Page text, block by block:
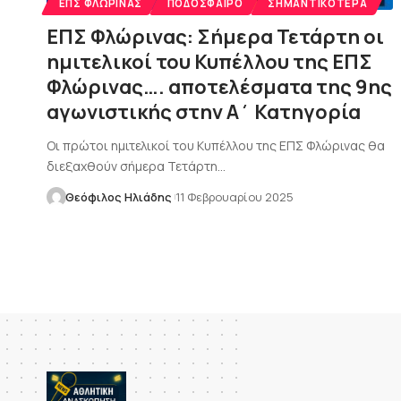
ΕΠΣ ΦΛΏΡΙΝΑΣ ΠΟΔΌΣΦΑΙΡΟ ΣΗΜΑΝΤΙΚΌΤΕΡΑ
ΕΠΣ Φλώρινας: Σήμερα Τετάρτη οι
ημιτελικοί του Κυπέλλου της ΕΠΣ
Φλώρινας…. αποτελέσματα της 9ης
αγωνιστικής στην Α΄ Κατηγορία
Οι πρώτοι ημιτελικοί του Κυπέλλου της ΕΠΣ Φλώρινας θα
διεξαχθούν σήμερα Τετάρτη…
Θεόφιλος Ηλιάδης 11 Φεβρουαρίου 2025